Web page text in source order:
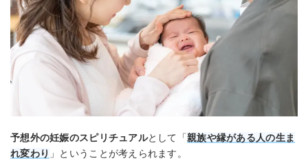
予想外の妊娠のスピリチュアルとして「親族や縁がある人の生ま
れ変わり 」ということが考えられます。